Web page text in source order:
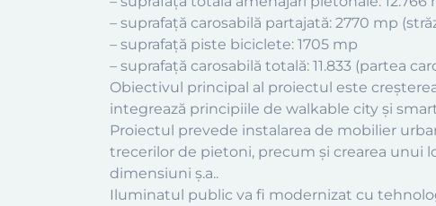
– suprafață carosabilă partajată: 2770 mp
– suprafață piste biciclete: 1705 mp
– suprafață carosabilă totală: 11.833 (partea
Obiectivul principal al proiectul este
integrează principiile de walkable city și
Proiectul prevede instalarea de mobilier
trecerilor de pietoni, precum și crearea unui
dimensiuni ș.a..
Iluminatul public va fi modernizat cu